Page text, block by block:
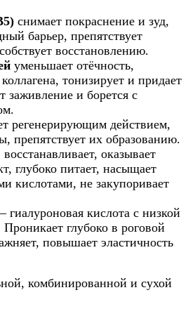
снимает покраснение и зуд,
барьер, препятствует
восстановлению.
уменьшает отёчность,
тонизирует и придает
заживление и борется с
регенерирующим действием,
препятствует их образованию.
оказывает
глубоко питает, насыщает
кислотами, не закупоривает
гиалуроновая кислота с низкой
глубоко в роговой
повышает эластичность
комбинированной и сухой